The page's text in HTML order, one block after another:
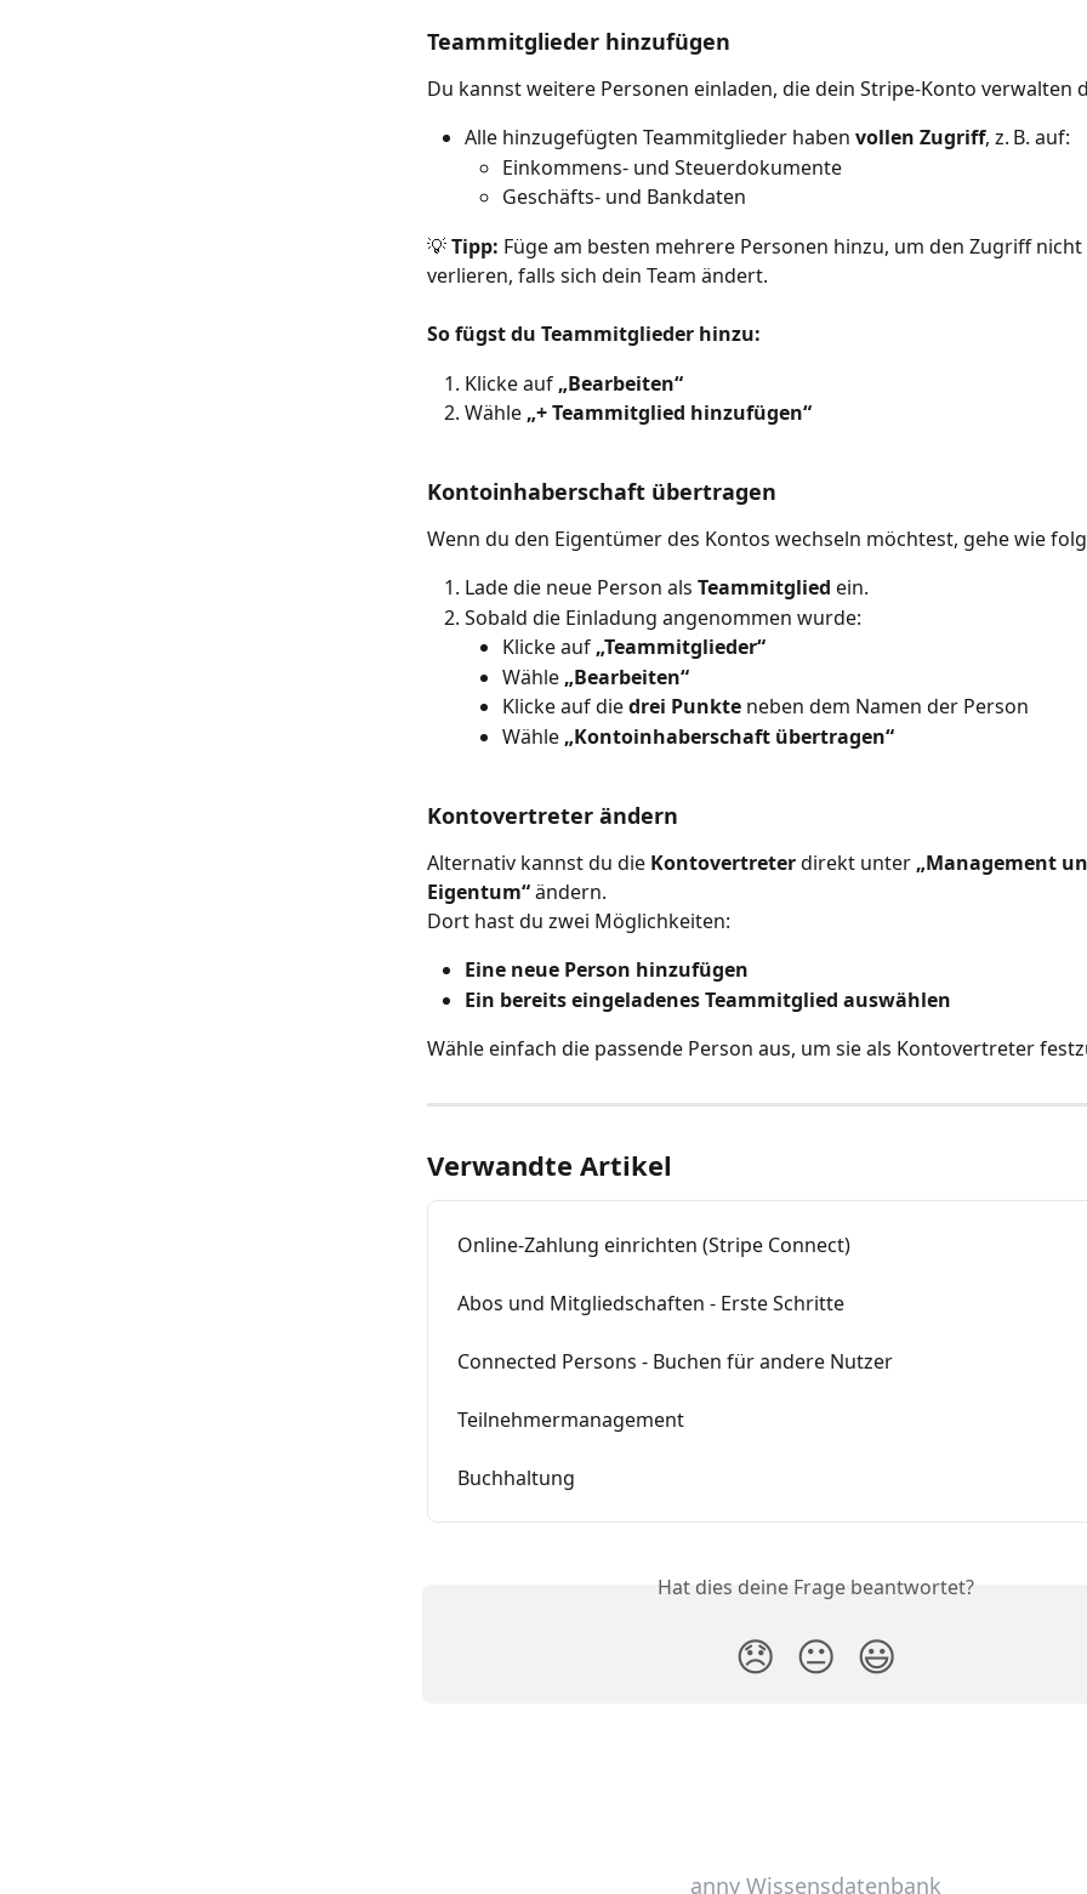
Teammitglieder hinzufügen
Du kannst weitere Personen einladen, die dein Stripe-Konto verwalten
Alle hinzugefügten Teammitglieder haben vollen Zugriff, z. B. auf:
Einkommens- und Steuerdokumente
Geschäfts- und Bankdaten
💡 Tipp: Füge am besten mehrere Personen hinzu, um den Zugriff
verlieren, falls sich dein Team ändert.
So fügst du Teammitglieder hinzu:
Klicke auf „Bearbeiten“
Wähle „+ Teammitglied hinzufügen“
Kontoinhaberschaft übertragen
Wenn du den Eigentümer des Kontos wechseln möchtest, gehe wie
Lade die neue Person als Teammitglied ein.
Sobald die Einladung angenommen wurde:
Klicke auf „Teammitglieder“
Wähle „Bearbeiten“
Klicke auf die drei Punkte neben dem Namen der Person
Wähle „Kontoinhaberschaft übertragen“
Kontovertreter ändern
Alternativ kannst du die Kontovertreter direkt unter „Management
Eigentum“ ändern.
Dort hast du zwei Möglichkeiten:
Eine neue Person hinzufügen
Ein bereits eingeladenes Teammitglied auswählen
Wähle einfach die passende Person aus, um sie als Kontovertreter
Verwandte Artikel
Online-Zahlung einrichten (Stripe Connect)
Abos und Mitgliedschaften - Erste Schritte
Connected Persons - Buchen für andere Nutzer
Teilnehmermanagement
Buchhaltung
Hat dies deine Frage beantwortet?
😞 😐 😃
anny Wissensdatenbank